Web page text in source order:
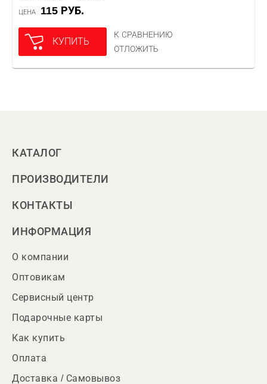
ЦЕНА 115 РУБ.
КУПИТЬ
К СРАВНЕНИЮ
ОТЛОЖИТЬ
КАТАЛОГ
ПРОИЗВОДИТЕЛИ
КОНТАКТЫ
ИНФОРМАЦИЯ
О компании
Оптовикам
Сервисный центр
Подарочные карты
Как купить
Оплата
Доставка / Самовывоз